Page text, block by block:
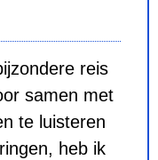
reis
samen met
te luisteren
heb ik